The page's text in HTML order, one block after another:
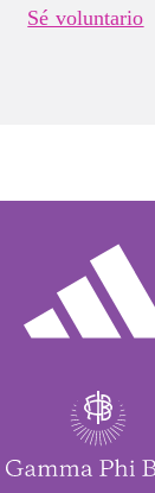
Sé voluntario